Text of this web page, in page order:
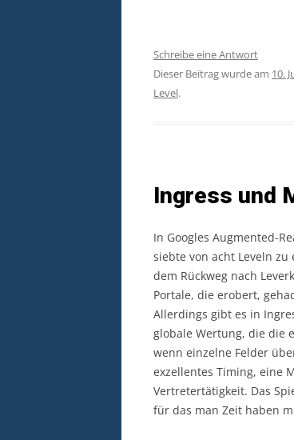
Schreibe eine Antwort
Dieser Beitrag wurde am 10.
Level.
Ingress und
In Googles Augmented-
siebte von acht Leveln
dem Rückweg nach
Portale, die erobert,
Allerdings gibt es in
globale Wertung, die die
wenn einzelne Felder
exzellentes Timing, eine
Vertretertätigkeit. Das
für das man Zeit haben